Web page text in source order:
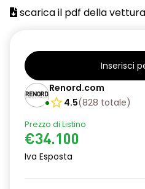
adaptative cruise control + lane
airbag frontale conducente e
airbag laterali a tendina
alzacristalli posteriori elettrici
assistenza alla frenata
attacco isofix
scarica il pdf della vettura
Inserisci
Renord.com
4.5(828 totale)
Prezzo di Listino
€34.100
Iva Esposta